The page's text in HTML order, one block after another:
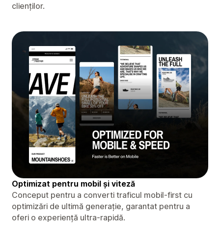
clienților.
Optimizat pentru mobil și viteză
Conceput pentru a converti traficul mobil-first cu
optimizări de ultimă generație, garantat pentru a
oferi o experiență ultra-rapidă.